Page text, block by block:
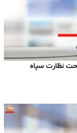
نظارت سپاه